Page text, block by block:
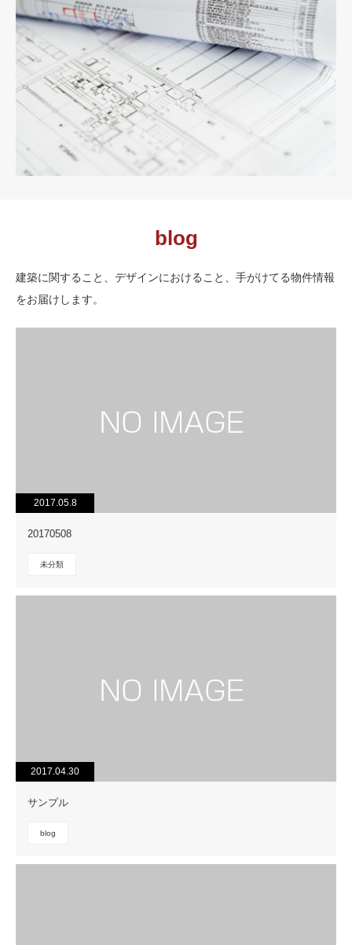
blog
建築に関すること、デザインにおけること、手がけてる物件情報
をお届けします。
2017.05.8
20170508
未分類
2017.04.30
サンプル
blog